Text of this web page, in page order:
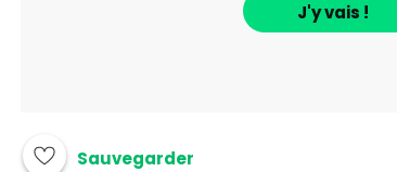
J'y vais !
Sauvegarder